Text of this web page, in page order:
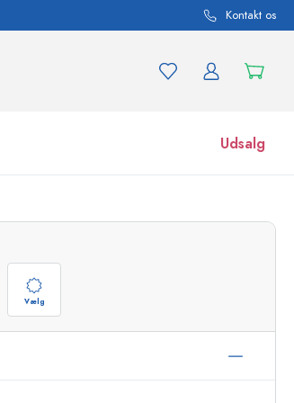
Kontakt os
Udsalg
Glas
Opdag nu
Køb nu
Vælg